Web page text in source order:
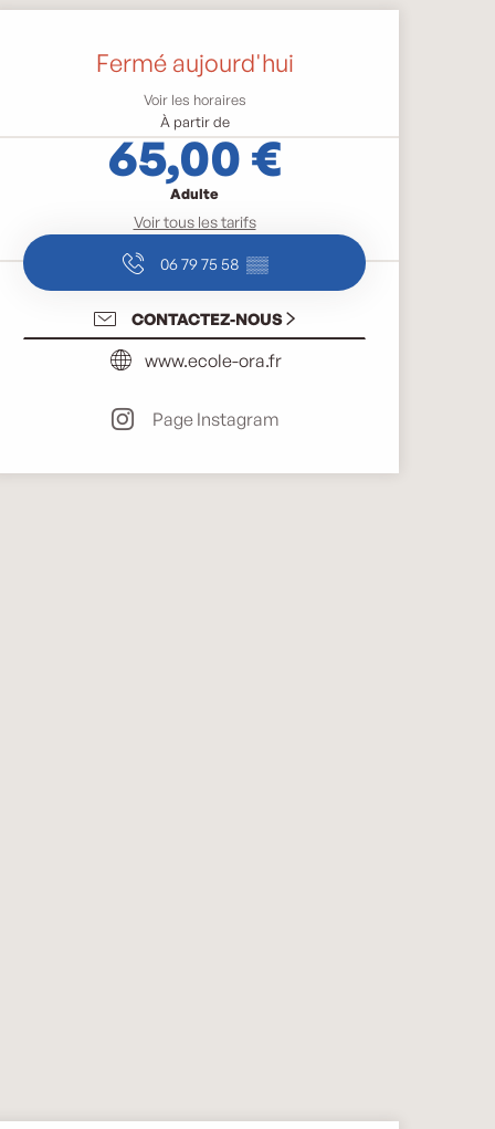
Ouverture et
Fermé aujourd'hui
Voir les horaires
À partir de
65,00 €
Adulte
Voir tous les tarifs
06 79 75 58 ▒▒
CONTACTEZ-NOUS
www.ecole-ora.fr
Page Instagram